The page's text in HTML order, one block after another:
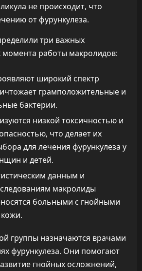
не происходит, что
от фурункулеза.
три важных
работы макролидов:
широкий спектр
грамположительные и
бактерии.
низкой токсичностью и
что делает их
для лечения фурункулеза у
и детей.
данным и
макролиды
больными с гнойными
группы назначаются врачами
фурункулеза. Они помогают
гнойных осложнений,